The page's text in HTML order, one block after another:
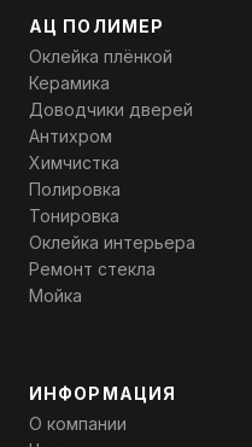
АЦ ПОЛИМЕР
Оклейка плёнкой
Керамика
Доводчики дверей
Антихром
Химчистка
Полировка
Тонировка
Оклейка интерьера
Ремонт стекла
Мойка
ИНФОРМАЦИЯ
О компании